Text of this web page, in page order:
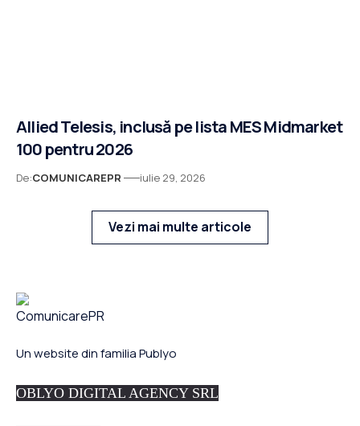
Allied Telesis, inclusă pe lista MES Midmarket
100 pentru 2026
De:COMUNICAREPR iulie 29, 2026
Vezi mai multe articole
Un website din familia Publyo
OBLYO DIGITAL AGENCY SRL